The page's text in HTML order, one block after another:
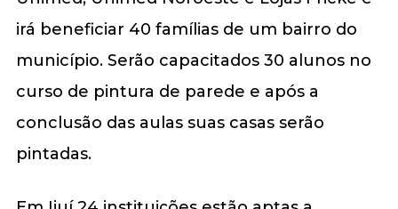
irá beneficiar 40 famílias de um bairro do
município. Serão capacitados 30 alunos no
curso de pintura de parede e após a
conclusão das aulas suas casas serão
pintadas.